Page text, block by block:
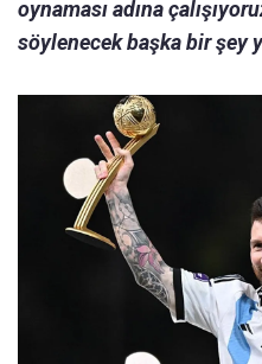
oynaması adına
söylenecek başka bir şey